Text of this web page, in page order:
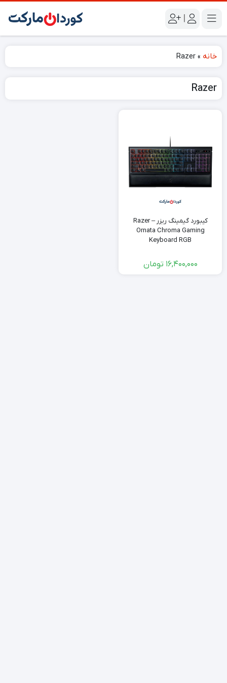
|
خانه »
Razer
Razer
کیبورد گیمینگ ریزر – Razer
Ornata Chroma Gaming
Keyboard RGB
16,400,000 تومان